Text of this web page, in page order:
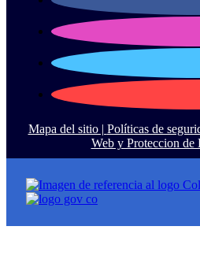
Mapa del sitio | Políticas de
Web y Proteccion de